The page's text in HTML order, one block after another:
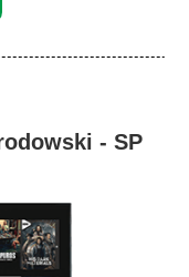
- SP